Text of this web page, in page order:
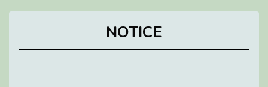
NOTICE